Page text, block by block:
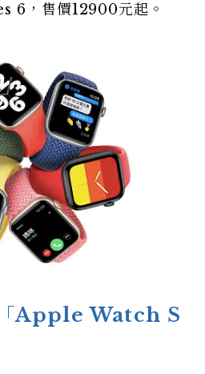
，售價12900元起。
Apple Watch S